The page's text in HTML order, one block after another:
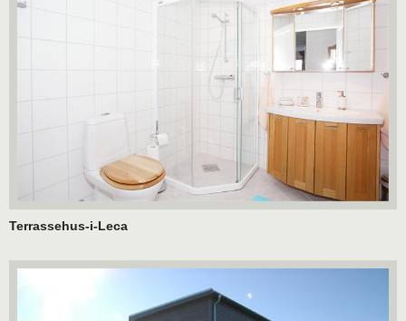
Terrassehus-i-Leca